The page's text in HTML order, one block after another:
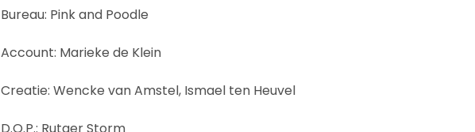
Bureau: Pink and Poodle
Account: Marieke de Klein
Creatie: Wencke van Amstel, Ismael ten Heuvel
D.O.P.: Rutger Storm